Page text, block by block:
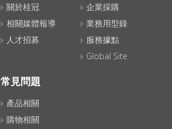
關於桂冠
相關媒體報導
人才招募
企業採購
業務用型錄
服務據點
Global Site
常見問題
產品相關
購物相關